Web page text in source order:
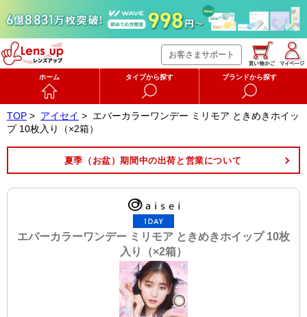
お客さまサポート
ホーム タイプから探す ブランドから探す
TOP > アイセイ > エバーカラーワンデー ミリモア ときめきホイッ
プ 10枚入り（×2箱）
夏季（お盆）期間中の出荷と営業について
エバーカラーワンデー ミリモア ときめきホイップ 10枚
入り（×2箱）